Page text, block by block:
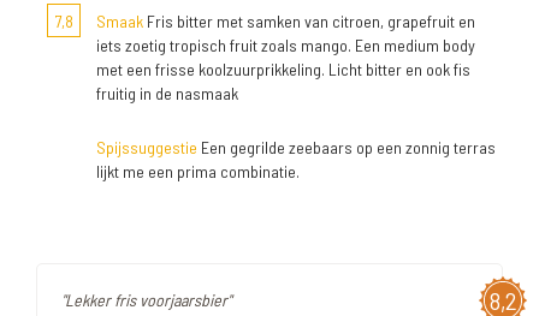
7,8 Smaak Fris bitter met samken van citroen, grapefruit en
iets zoetig tropisch fruit zoals mango. Een medium body
met een frisse koolzuurprikkeling. Licht bitter en ook fis
fruitig in de nasmaak
Spijssuggestie Een gegrilde zeebaars op een zonnig terras
lijkt me een prima combinatie.
8,2
"Lekker fris voorjaarsbier"